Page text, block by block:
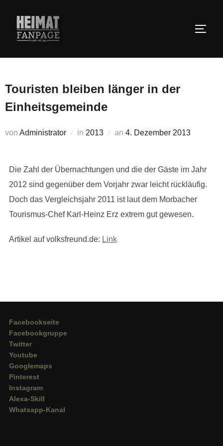
Inhalt
springen
Touristen bleiben länger in der
Einheitsgemeinde
von Administrator in 2013 an Veröffentlicht
4. Dezember 2013
Die Zahl der Übernachtungen und die der Gäste im Jahr
2012 sind gegenüber dem Vorjahr zwar leicht rückläufig.
Doch das Vergleichsjahr 2011 ist laut dem Morbacher
Tourismus-Chef Karl-Heinz Erz extrem gut gewesen.
Artikel auf volksfreund.de: Link
Facebookseite
Facebookgruppe
Twitter
Youtube
Googlemaps
Pinterest
Instagram
Alexa-Skill
Whatsapp-Kanal